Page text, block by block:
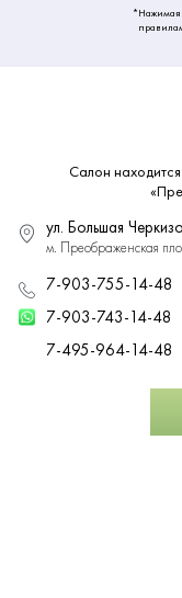
*Нажимая
Салон
ул. Большая
м. Преображенская
7-903-755-14-48
7-903-743-14-48
7-495-964-14-48